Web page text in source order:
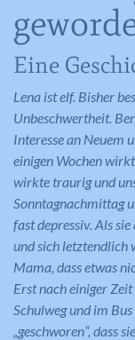
Eine
Lena ist elf. Bisher
Unbeschwertheit.
Interesse an Neuem
einigen Wochen
wirkte traurig und
Sonntagnachmittag
fast depressiv. Als
und sich letztendlich
Mama, dass etwas
Erst nach einiger
Schulweg und im
„geschworen“, dass